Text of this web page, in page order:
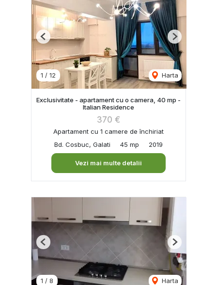
1 / 12 Harta
Previous Next
Exclusivitate - apartament cu o camera, 40 mp -
Italian Residence
370 €
Apartament cu 1 camere de închiriat
Bd. Cosbuc, Galati
45 mp 2019
Vezi mai multe detalii
1 / 8 Harta
Previous Next